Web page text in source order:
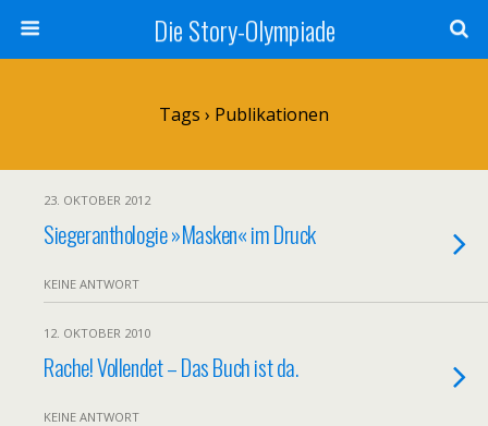
Die Story-Olympiade
Tags › Publikationen
23. OKTOBER 2012
Siegeranthologie »Masken« im Druck
KEINE ANTWORT
12. OKTOBER 2010
Rache! Vollendet – Das Buch ist da.
KEINE ANTWORT